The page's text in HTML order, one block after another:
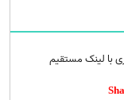
با لینک مستقیم